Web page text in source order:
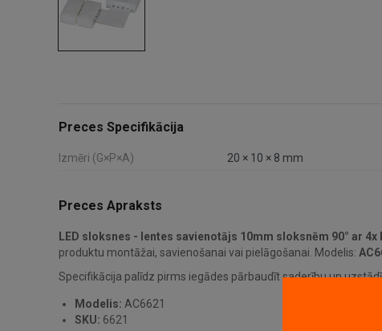
Preces Specifikācija
Izmēri (G×P×A) 20 × 10 × 8 mm
Preces Apraksts
LED sloksnes - lentes savienotājs 10mm sloksnēm 90° ar 4x
produktu montāžai, savienošanai vai pielāgošanai. Modelis:
Specifikācija palīdz pirms iegādes pārbaudīt saderību un
Modelis: AC6621
SKU: 6621